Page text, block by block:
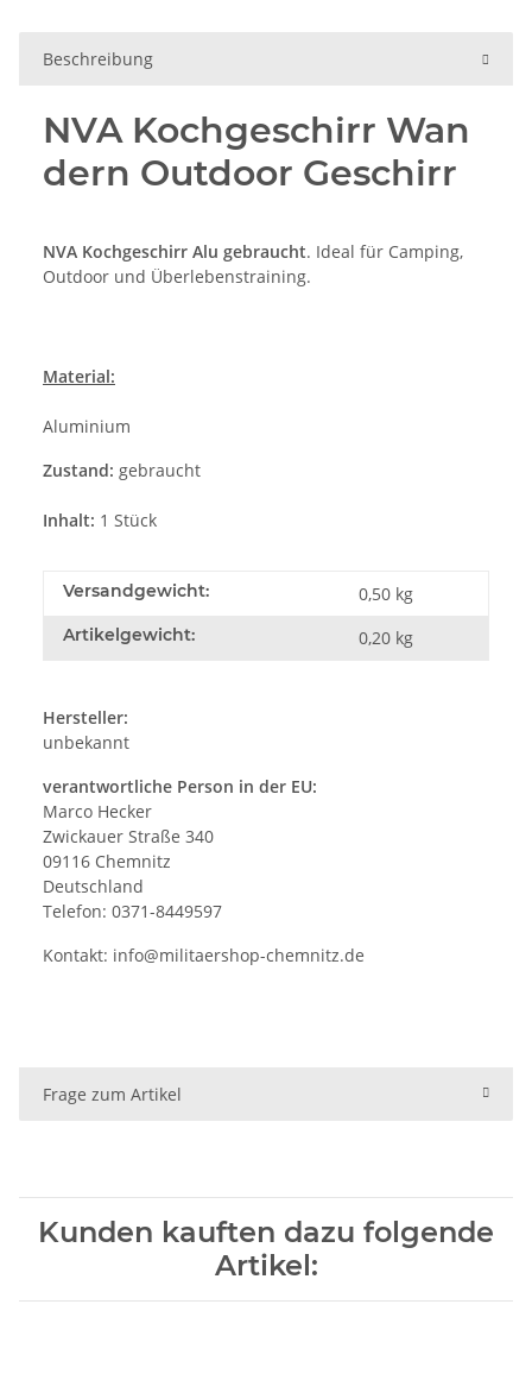
Beschreibung
NVA Kochgeschirr Wan
dern Outdoor Geschirr
NVA Kochgeschirr Alu gebraucht. Ideal für Camping,
Outdoor und Überlebenstraining.
Material:
Aluminium
Zustand: gebraucht
Inhalt: 1 Stück
Versandgewicht: 0,50 kg
Artikelgewicht: 0,20 kg
Hersteller:
unbekannt
verantwortliche Person in der EU:
Marco Hecker
Zwickauer Straße 340
09116 Chemnitz
Deutschland
Telefon: 0371-8449597
Kontakt: info@militaershop-chemnitz.de
Frage zum Artikel
Kunden kauften dazu folgende
Artikel: